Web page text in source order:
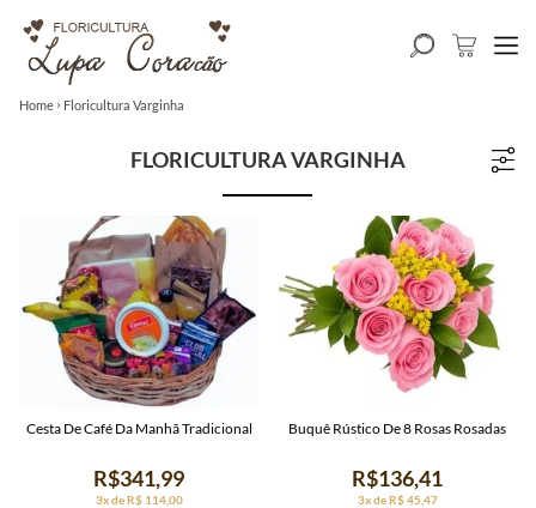
Home Floricultura Varginha
FLORICULTURA VARGINHA
3x de R$ 114,00
R$341,99
Cesta De Café Da Manhã Tradicional
3x de R$ 45,47
R$136,41
Buquê Rústico De 8 Rosas Rosadas